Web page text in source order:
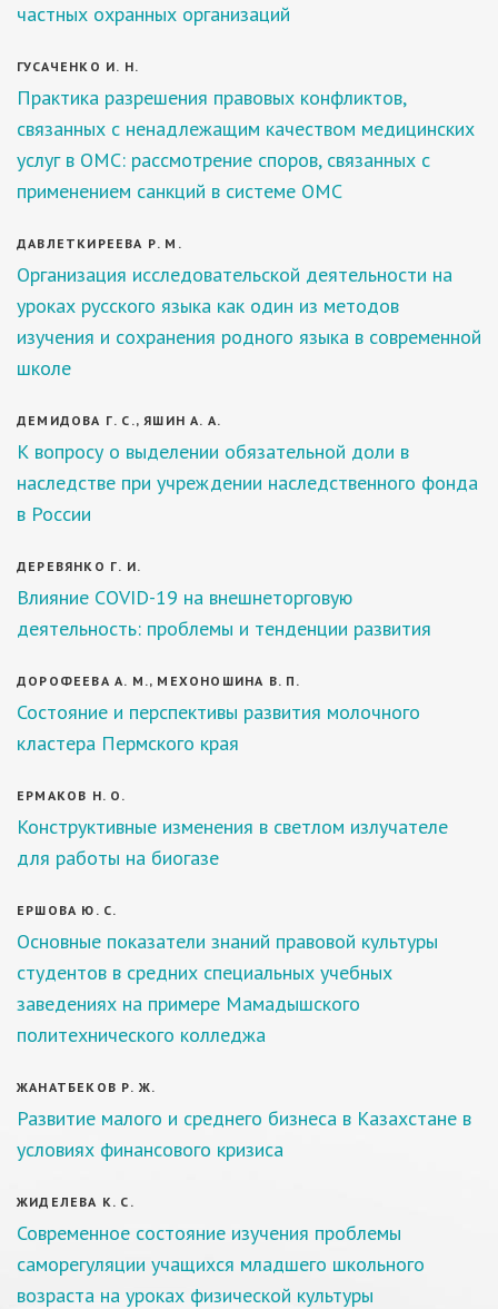
частных охранных организаций
ГУСАЧЕНКО И. Н.
Практика разрешения правовых конфликтов,
связанных с ненадлежащим качеством медицинских
услуг в ОМС: рассмотрение споров, связанных с
применением санкций в системе ОМС
ДАВЛЕТКИРЕЕВА Р. М.
Организация исследовательской деятельности на
уроках русского языка как один из методов
изучения и сохранения родного языка в современной
школе
ДЕМИДОВА Г. С., ЯШИН А. А.
К вопросу о выделении обязательной доли в
наследстве при учреждении наследственного фонда
в России
ДЕРЕВЯНКО Г. И.
Влияние COVID-19 на внешнеторговую
деятельность: проблемы и тенденции развития
ДОРОФЕЕВА А. М., МЕХОНОШИНА В. П.
Состояние и перспективы развития молочного
кластера Пермского края
ЕРМАКОВ Н. О.
Конструктивные изменения в светлом излучателе
для работы на биогазе
ЕРШОВА Ю. С.
Основные показатели знаний правовой культуры
студентов в средних специальных учебных
заведениях на примере Мамадышского
политехнического колледжа
ЖАНАТБЕКОВ Р. Ж.
Развитие малого и среднего бизнеса в Казахстане в
условиях финансового кризиса
ЖИДЕЛЕВА К. С.
Современное состояние изучения проблемы
саморегуляции учащихся младшего школьного
возраста на уроках физической культуры